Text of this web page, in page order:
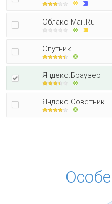
Облако Mail.Ru
Спутник
Яндекс.Браузер
Яндекс.Советник